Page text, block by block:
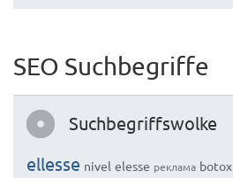
SEO Suchbegriffe
Suchbegriffswolke
ellesse nivel elesse реклама botox